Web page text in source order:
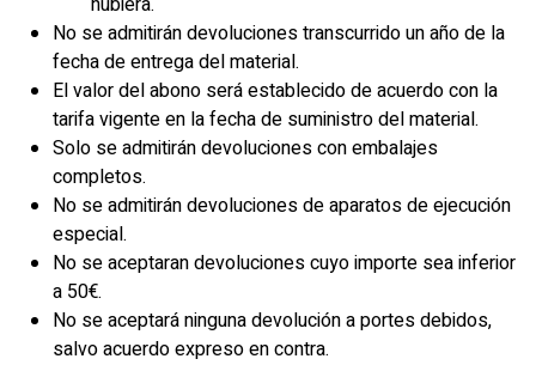
No se admitirán devoluciones transcurrido un año de la
fecha de entrega del material.
El valor del abono será establecido de acuerdo con la
tarifa vigente en la fecha de suministro del material.
Solo se admitirán devoluciones con embalajes
completos.
No se admitirán devoluciones de aparatos de ejecución
especial.
No se aceptaran devoluciones cuyo importe sea inferior
a 50€.
No se aceptará ninguna devolución a portes debidos,
salvo acuerdo expreso en contra.